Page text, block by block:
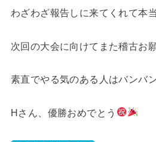
わざわざ報告しに来てくれて本
次回の大会に向けてまた稽古お
素直でやる気のある人はバンバ
Hさん、優勝おめでとう